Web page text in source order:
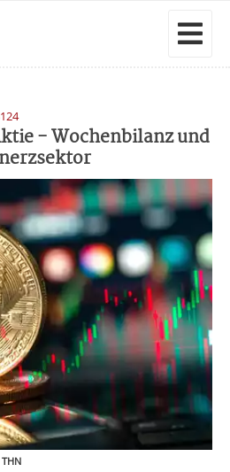
- Wochenbilanz und